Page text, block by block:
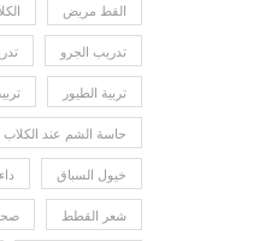
القط مريض
تدريب الجرو
تربية الطيور
حاسة الشم عند الكلاب
خيول السباق
شعر القطط